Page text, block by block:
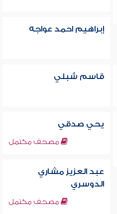
إبراهيم احمد عواجه
قاسم شبلي
يحي صدقي
مصحف مكتمل
عبد العزيز مشاري
الدوسري
مصحف مكتمل